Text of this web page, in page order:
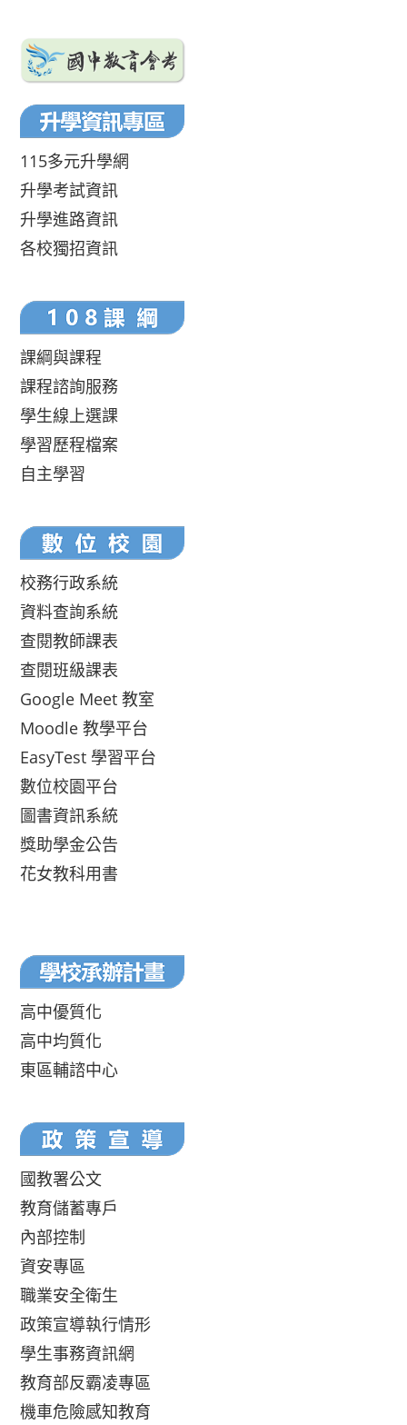
115多元升學網
升學考試資訊
升學進路資訊
各校獨招資訊
課綱與課程
課程諮詢服務
學生線上選課
學習歷程檔案
自主學習
校務行政系統
資料查詢系統
查閱教師課表
查閱班級課表
Google Meet 教室
Moodle 教學平台
EasyTest 學習平台
數位校園平台
圖書資訊系統
獎助學金公告
花女教科用書
高中優質化
高中均質化
東區輔諮中心
國教署公文
教育儲蓄專戶
內部控制
資安專區
職業安全衛生
政策宣導執行情形
學生事務資訊網
教育部反霸凌專區
機車危險感知教育